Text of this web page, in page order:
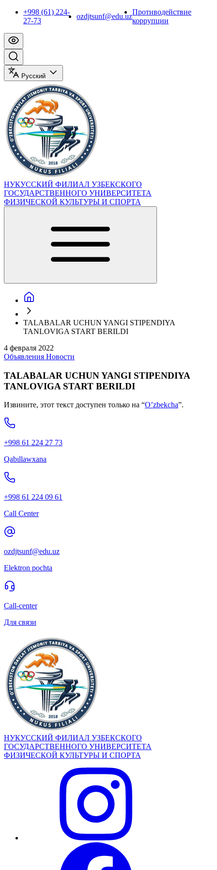
+998 (61) 224-
27-73
ozdjtsunf@edu.uz
Противодействие
коррупции
Русский
НУКУССКИЙ ФИЛИАЛ УЗБЕКСКОГО
ГОСУДАРСТВЕННОГО УНИВЕРСИТЕТА
ФИЗИЧЕСКОЙ КУЛЬТУРЫ И СПОРТА
TALABALAR UCHUN YANGI STIPENDIYA
TANLOVIGA START BERILDI
4 февраля 2022
Объявления Новости
TALABALAR UCHUN YANGI STIPENDIYA
TANLOVIGA START BERILDI
Извините, этот текст доступен только на “O’zbekcha”.
+998 61 224 27 73
Qabıllawxana
+998 61 224 09 61
Call Center
ozdjtsunf@edu.uz
Elektron pochta
Call-center
Для связи
НУКУССКИЙ ФИЛИАЛ УЗБЕКСКОГО
ГОСУДАРСТВЕННОГО УНИВЕРСИТЕТА
ФИЗИЧЕСКОЙ КУЛЬТУРЫ И СПОРТА